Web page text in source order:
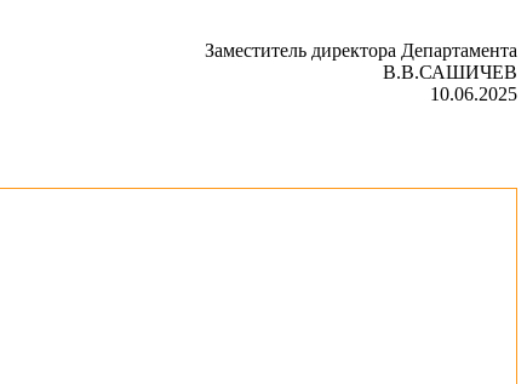
Заместитель директора Департамента
В.В.САШИЧЕВ
10.06.2025